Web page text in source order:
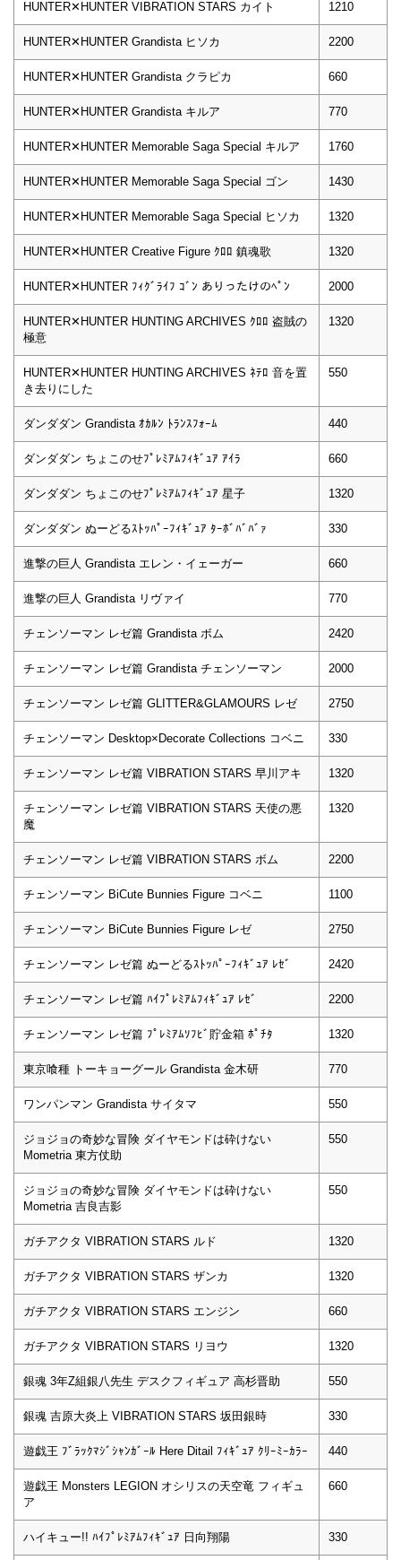
HUNTER✕HUNTER VIBRATION STARS カイト 1210
HUNTER✕HUNTER Grandista ヒソカ 2200
HUNTER✕HUNTER Grandista クラピカ 660
HUNTER✕HUNTER Grandista キルア 770
HUNTER✕HUNTER Memorable Saga Special キルア 1760
HUNTER✕HUNTER Memorable Saga Special ゴン 1430
HUNTER✕HUNTER Memorable Saga Special ヒソカ 1320
HUNTER✕HUNTER Creative Figure ｸﾛﾛ 鎮魂歌 1320
HUNTER✕HUNTER ﾌｨｸﾞﾗｲﾌ ｺﾞﾝ ありったけのﾍﾟﾝ 2000
HUNTER✕HUNTER HUNTING ARCHIVES ｸﾛﾛ 盗賊の
極意
1320
HUNTER✕HUNTER HUNTING ARCHIVES ﾈﾃﾛ 音を置
き去りにした
550
ダンダダン Grandista ｵｶﾙﾝ ﾄﾗﾝｽﾌｫｰﾑ 440
ダンダダン ちょこのせﾌﾟﾚﾐｱﾑﾌｨｷﾞｭｱ ｱｲﾗ 660
ダンダダン ちょこのせﾌﾟﾚﾐｱﾑﾌｨｷﾞｭｱ 星子 1320
ダンダダン ぬーどるｽﾄｯﾊﾟｰﾌｨｷﾞｭｱ ﾀｰﾎﾞﾊﾞﾊﾞｧ 330
進撃の巨人 Grandista エレン・イェーガー 660
進撃の巨人 Grandista リヴァイ 770
チェンソーマン レゼ篇 Grandista ボム 2420
チェンソーマン レゼ篇 Grandista チェンソーマン 2000
チェンソーマン レゼ篇 GLITTER&GLAMOURS レゼ 2750
チェンソーマン Desktop×Decorate Collections コベニ 330
チェンソーマン レゼ篇 VIBRATION STARS 早川アキ 1320
チェンソーマン レゼ篇 VIBRATION STARS 天使の悪
魔
1320
チェンソーマン レゼ篇 VIBRATION STARS ボム 2200
チェンソーマン BiCute Bunnies Figure コベニ 1100
チェンソーマン BiCute Bunnies Figure レゼ 2750
チェンソーマン レゼ篇 ぬーどるｽﾄｯﾊﾟｰﾌｨｷﾞｭｱ ﾚｾﾞ 2420
チェンソーマン レゼ篇 ﾊｲﾌﾟﾚﾐｱﾑﾌｨｷﾞｭｱ ﾚｾﾞ 2200
チェンソーマン レゼ篇 ﾌﾟﾚﾐｱﾑｿﾌﾋﾞ貯金箱 ﾎﾟﾁﾀ 1320
東京喰種 トーキョーグール Grandista 金木研 770
ワンパンマン Grandista サイタマ 550
ジョジョの奇妙な冒険 ダイヤモンドは砕けない
Mometria 東方仗助
550
ジョジョの奇妙な冒険 ダイヤモンドは砕けない
Mometria 吉良吉影
550
ガチアクタ VIBRATION STARS ルド 1320
ガチアクタ VIBRATION STARS ザンカ 1320
ガチアクタ VIBRATION STARS エンジン 660
ガチアクタ VIBRATION STARS リヨウ 1320
銀魂 3年Z組銀八先生 デスクフィギュア 高杉晋助 550
銀魂 吉原大炎上 VIBRATION STARS 坂田銀時 330
遊戯王 ﾌﾞﾗｯｸﾏｼﾞｼｬﾝｶﾞｰﾙ Here Ditail ﾌｨｷﾞｭｱ ｸﾘｰﾐｰｶﾗｰ 440
遊戯王 Monsters LEGION オシリスの天空竜 フィギュ
ア
660
ハイキュー!! ﾊｲﾌﾟﾚﾐｱﾑﾌｨｷﾞｭｱ 日向翔陽 330